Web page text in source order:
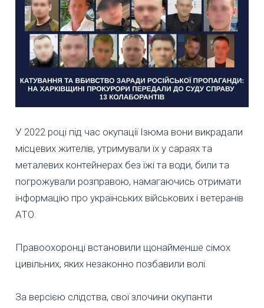
У 2022 році під час окупації Ізюма вони викрадали
місцевих жителів, утримували їх у сараях та
металевих контейнерах без їжі та води, били та
погрожували розправою, намагаючись отримати
інформацію про українських військових і ветеранів
АТО.
Правоохоронці встановили щонайменше сімох
цивільних, яких незаконно позбавили волі.
За версією слідства, свої злочини окупанти